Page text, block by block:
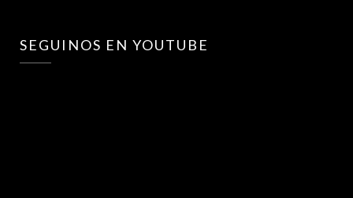
SEGUINOS EN YOUTUBE